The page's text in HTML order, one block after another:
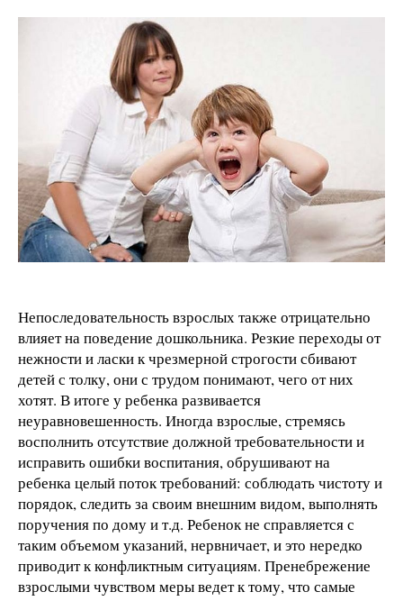
Непоследовательность взрослых также отрицательно
влияет на поведение дошкольника. Резкие переходы от
нежности и ласки к чрезмерной строгости сбивают
детей с толку, они с трудом понимают, чего от них
хотят. В итоге у ребенка развивается
неуравновешенность. Иногда взрослые, стремясь
восполнить отсутствие должной требовательности и
исправить ошибки воспитания, обрушивают на
ребенка целый поток требований: соблюдать чистоту и
порядок, следить за своим внешним видом, выполнять
поручения по дому и т.д. Ребенок не справляется с
таким объемом указаний, нервничает, и это нередко
приводит к конфликтным ситуациям. Пренебрежение
взрослыми чувством меры ведет к тому, что самые